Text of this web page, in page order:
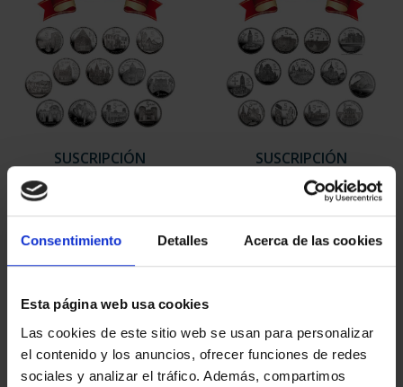
Consentimiento Detalles Acerca de las cookies
Esta página web usa cookies
Las cookies de este sitio web se usan para personalizar
el contenido y los anuncios, ofrecer funciones de redes
sociales y analizar el tráfico. Además, compartimos
SUSCRIPCIÓN
949,00 €
Sólo para usuarios
registrados
SUSCRIPCIÓN
CAPITALES DE
PROVINCIA 2
949,00 €
Sólo para usuarios
registrados